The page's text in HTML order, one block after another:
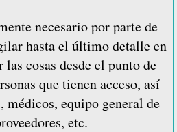
necesario por parte de
hasta el último detalle en
las cosas desde el punto de
que tienen acceso, así
médicos, equipo general de
etc.